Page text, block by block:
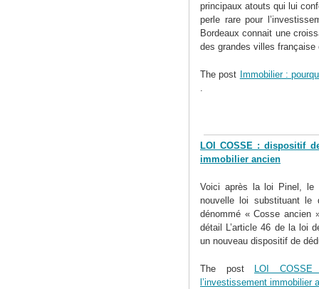
principaux atouts qui lui
perle rare pour
Bordeaux connait une
des grandes villes française
The post Immobilier :
.
LOI COSSE : dispositif
immobilier ancien
Voici après la loi Pinel, le
nouvelle loi substituant le
dénommé « Cosse ancien
détail L’article 46 de la loi
un nouveau dispositif de
The post
LOI
l’investissement immobilier